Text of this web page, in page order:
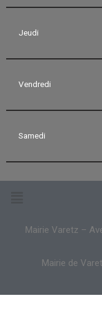
Jeudi
Vendredi
Samedi
Mairie Varetz –
Mairie de